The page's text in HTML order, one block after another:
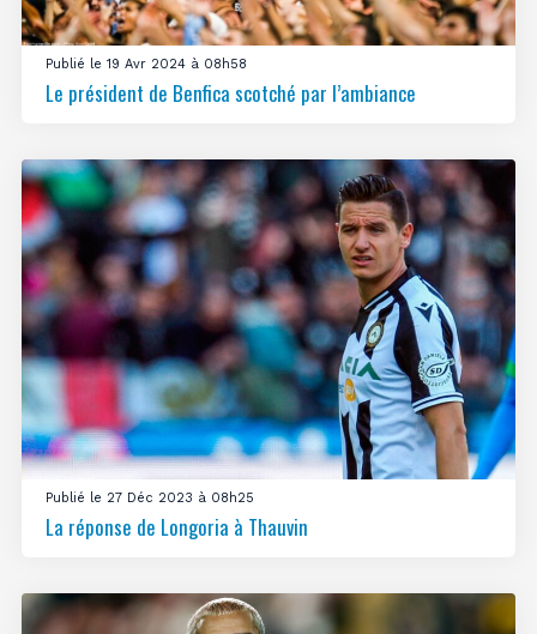
Publié le 19 Avr 2024 à 08h58
Le président de Benfica scotché par l’ambiance
Publié le 27 Déc 2023 à 08h25
La réponse de Longoria à Thauvin